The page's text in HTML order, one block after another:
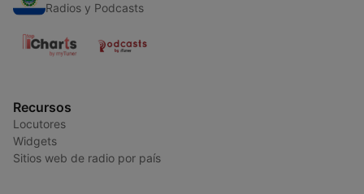
Radios y Podcasts
Recursos
Locutores
Widgets
Sitios web de radio por país